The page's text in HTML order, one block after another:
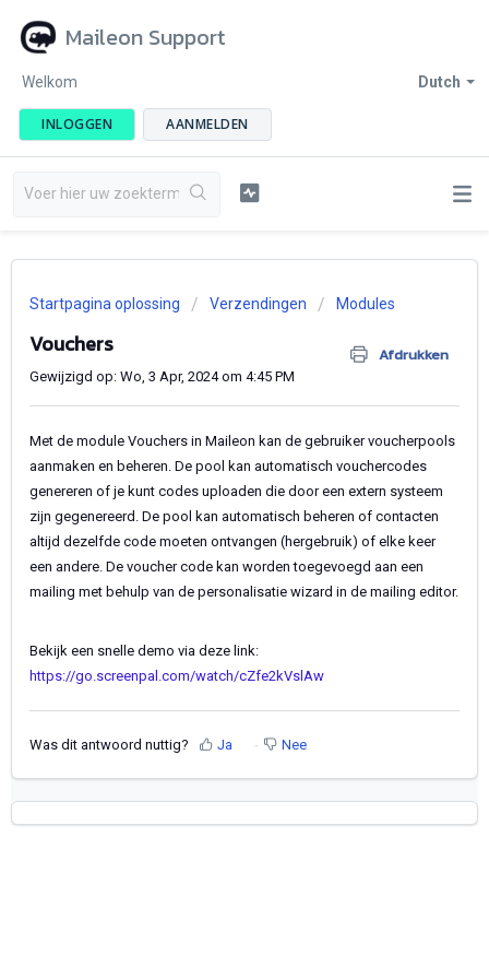
Maileon Support
Dutch
Welkom
INLOGGEN AANMELDEN
Startpagina oplossing Verzendingen Modules
Vouchers Afdrukken
Gewijzigd op: Wo, 3 Apr, 2024 om 4:45 PM
Met de module Vouchers in Maileon kan de gebruiker voucherpools
aanmaken en beheren. De pool kan automatisch vouchercodes
genereren of je kunt codes uploaden die door een extern systeem
zijn gegenereerd. De pool kan automatisch beheren of contacten
altijd dezelfde code moeten ontvangen (hergebruik) of elke keer
een andere. De voucher code kan worden toegevoegd aan een
mailing met behulp van de personalisatie wizard in de mailing editor.
Bekijk een snelle demo via deze link:
https://go.screenpal.com/watch/cZfe2kVslAw
Was dit antwoord nuttig? Ja Nee